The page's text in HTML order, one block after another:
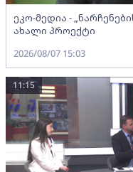
ეკო-მედია -
ახალი პროექტი
2026/08/07 15:03
11:15